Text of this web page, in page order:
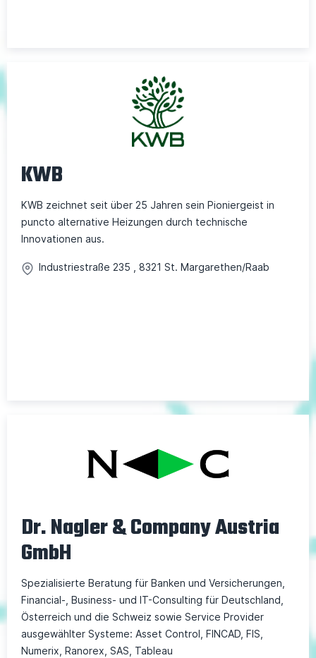
KWB
KWB zeichnet seit über 25 Jahren sein Pioniergeist in
puncto alternative Heizungen durch technische
Innovationen aus.
Industriestraße 235 8321 St. Margarethen/Raab
Dr. Nagler & Company Austria
GmbH
Spezialisierte Beratung für Banken und Versicherungen,
Financial-, Business- und IT-Consulting für Deutschland,
Österreich und die Schweiz sowie Service Provider
ausgewählter Systeme: Asset Control, FINCAD, FIS,
Numerix, Ranorex, SAS, Tableau